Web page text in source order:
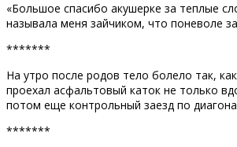
«Большое спасибо акушерке за теплые
называла меня зайчиком, что поневоле
*******
На утро после родов тело болело так,
проехал асфальтовый каток не только
потом еще контрольный заезд по
*******